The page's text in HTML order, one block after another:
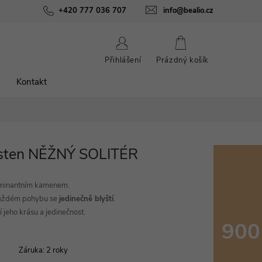
+420 777 036 707 info@bealio.cz
Podmínky ochrany osobních údajů O nás Péče o šperky
Přihlášení
NÁKUPNÍ
Prázdný košík
Kontakt
NĚŽNÝ SOLITÉR
kamenem.
pohybu se jedinečně blyští.
krásu a jedinečnost.
Záruka: 2 roky